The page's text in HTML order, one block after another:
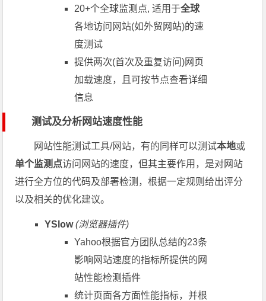
20+个全球监测点, 适用于全球
各地访问网站(如外贸网站)的速
度测试
提供两次(首次及重复访问)网页
加载速度，且可按节点查看详细
信息
测试及分析网站速度性能
网站性能测试工具/网站，有的同样可以测试本地或
单个监测点访问网站的速度，但其主要作用，是对网站
进行全方位的代码及部署检测，根据一定规则给出评分
以及相关的优化建议。
YSlow (浏览器插件)
Yahoo根据官方团队总结的23条
影响网站速度的指标所提供的网
站性能检测插件
统计页面各方面性能指标，并根